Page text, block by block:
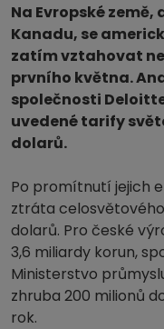
Na Evropské
Kanadu, se
zatím vztahovat
prvního května.
společnosti
uvedené tarify
dolarů.
Po promítnutí jejich
ztráta celosvětového
dolarů. Pro české
3,6 miliardy korun,
Ministerstvo
zhruba 200 milionů
rok.